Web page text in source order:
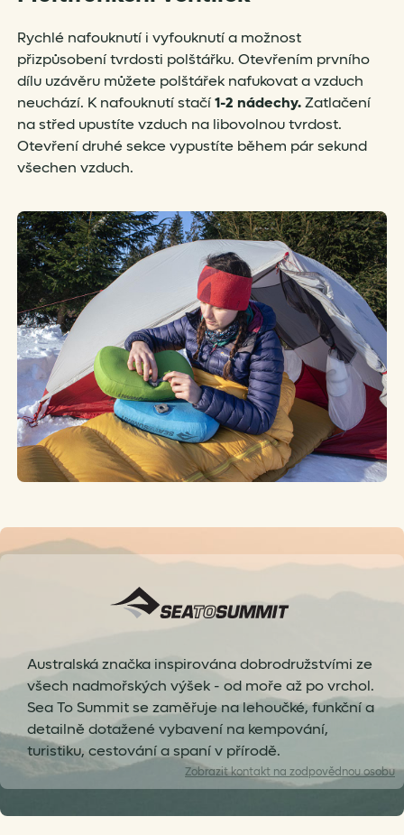
Rychlé nafouknutí i vyfouknutí a možnost
přizpůsobení tvrdosti polštářku. Otevřením prvního
dílu uzávěru můžete polštářek nafukovat a vzduch
neuchází. K nafouknutí stačí1-2 nádechy.Zatlačení
na střed upustíte vzduch na libovolnou tvrdost.
Otevření druhé sekce vypustíte během pár sekund
všechen vzduch.
Australská značka inspirována dobrodružstvími ze
všech nadmořských výšek - od moře až po vrchol.
Sea To Summit se zaměřuje na lehoučké, funkční a
detailně dotažené vybavení na kempování,
turistiku, cestování a spaní v přírodě.
Zobrazitkontakt na zodpovědnou osobu